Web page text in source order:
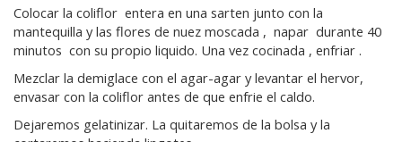
Colocar la coliflor entera en una sarten junto con la
mantequilla y las flores de nuez moscada , napar durante 40
minutos con su propio liquido. Una vez cocinada , enfriar .
Mezclar la demiglace con el agar-agar y levantar el hervor,
envasar con la coliflor antes de que enfrie el caldo.
Dejaremos gelatinizar. La quitaremos de la bolsa y la